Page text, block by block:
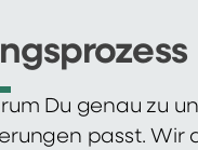
Du genau zu
passt.